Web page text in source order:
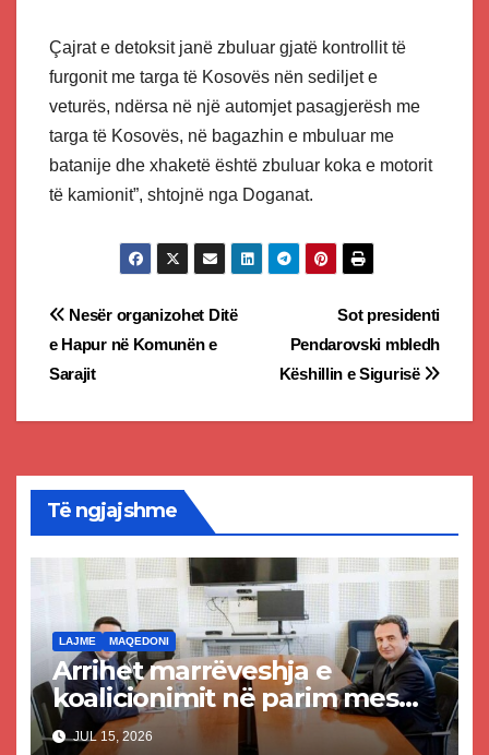
Çajrat e detoksit janë zbuluar gjatë kontrollit të
furgonit me targa të Kosovës nën sediljet e
veturës, ndërsa në një automjet pasagjerësh me
targa të Kosovës, në bagazhin e mbuluar me
batanije dhe xhaketë është zbuluar koka e motorit
të kamionit”, shtojnë nga Doganat.
Post
navigation
Sot presidenti
Pendarovski mbledh
Këshillin e Sigurisë
Nesër organizohet Ditë
e Hapur në Komunën e
Sarajit
Të ngjajshme
LAJME MAQEDONI
Arrihet marrëveshja e
koalicionimit në parim mes
Kurtit dhe Abdixhikut
JUL 15, 2026